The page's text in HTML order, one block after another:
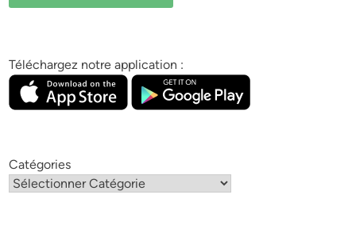
Téléchargez notre application :
Catégories